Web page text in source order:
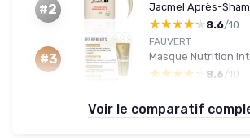
#2
★★★★★
★★★★★ 8.6/10
#3
FAUVERT
★★★★★
★★★★★ 8.6 /10
Voir le comparatif